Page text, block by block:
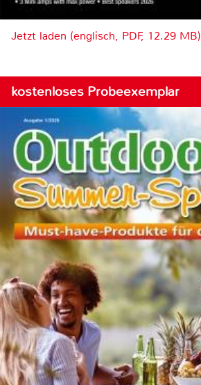
Jetzt laden (englisch, PDF, 12.29 MB)
kostenloses Probeexemplar